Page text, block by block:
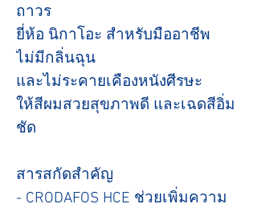
ถาวร
ยี่ห้อ นิกาโอะ สำหรับมืออาชีพ
ไม่มีกลิ่นฉุน
และไม่ระคายเคืองหนังศีรษะ
ให้สีผมสวยสุขภาพดี และเฉดสีอิ่ม
ชัด
สารสกัดสำคัญ
- CRODAFOS HCE ช่วยเพิ่มความ